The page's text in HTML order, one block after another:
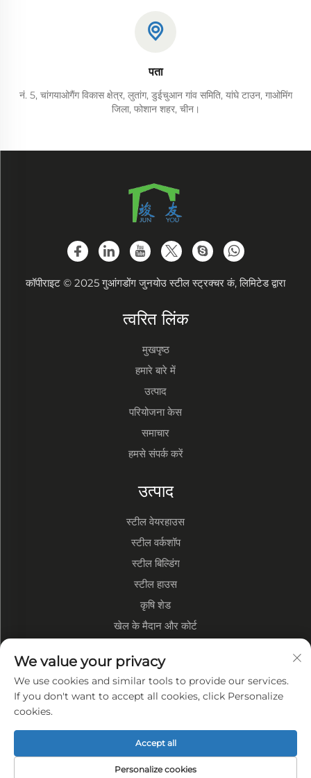
पता
नं. 5, चांगयाओगैंग विकास क्षेत्र, लुतांग, डुईचुआन गांव समिति, यांघे टाउन, गाओमिंग
जिला, फोशान शहर, चीन।
कॉपीराइट © 2025 गुआंगडोंग जुनयोउ स्टील स्ट्रक्चर कं, लिमिटेड द्वारा
त्वरित लिंक
मुखपृष्ठ
हमारे बारे में
उत्पाद
परियोजना केस
समाचार
हमसे संपर्क करें
उत्पाद
स्टील वेयरहाउस
स्टील वर्कशॉप
स्टील बिल्डिंग
स्टील हाउस
कृषि शेड
खेल के मैदान और कोर्ट
कंपनी के बारे में
कंपनी प्रोफ़ाइल
गोपनीयता नीति
We value your privacy
We use cookies and similar tools to provide our services.
If you don't want to accept all cookies, click Personalize
cookies.
Personalize cookies
Accept all